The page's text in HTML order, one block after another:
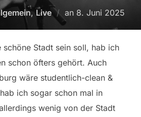
, Live an Veröffentlicht
8. Juni 2025
schöne Stadt sein soll, hab ich
schon öfters gehört. Auch
wäre studentlich-clean &
hab ich sogar schon mal in
wenig von der Stadt